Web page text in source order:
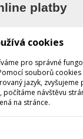
platby
důvěru
Používáním
souborů
cookies
pro správné
souborů
jazyk, zvyšujeme
počítáme návštěvu
na stránce.